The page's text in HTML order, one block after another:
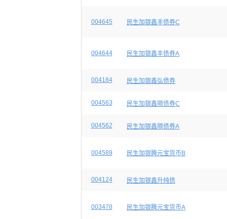
004645 民生加银鑫丰债券C
004644 民生加银鑫丰债券A
004184 民生加银鑫弘债券
004563 民生加银鑫顺债券C
004562 民生加银鑫顺债券A
004589 民生加银腾元宝货币B
004124 民生加银鑫升纯债
003478 民生加银腾元宝货币A